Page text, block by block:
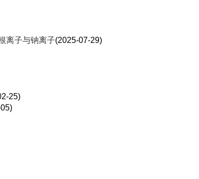
离子与钠离子(2025-07-29)
25)